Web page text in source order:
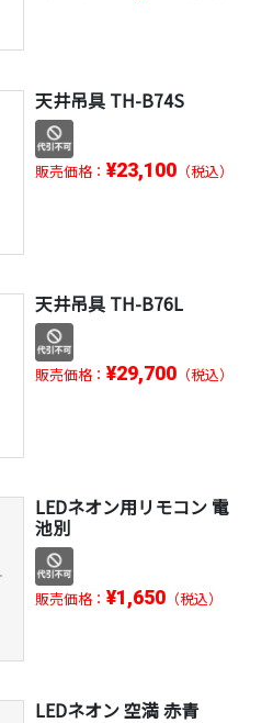
天井吊具 TH-B74S
販売価格： ¥23,100（税込）
天井吊具 TH-B76L
販売価格： ¥29,700（税込）
LEDネオン用リモコン 電
池別
販売価格： ¥1,650（税込）
LEDネオン 空満 赤青